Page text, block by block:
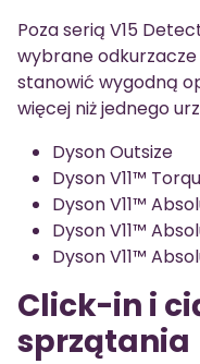
Poza serią V15
wybrane odkurzacze
stanowić wygodną
więcej niż jednego
Dyson Outsize
Dyson V11™
Dyson V11™
Dyson V11™
Dyson V11™
Click-in i
sprzątania